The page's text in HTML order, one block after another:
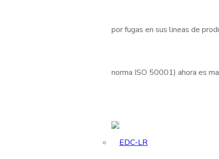
por fugas en sus lineas de
norma ISO 50001) ahora es